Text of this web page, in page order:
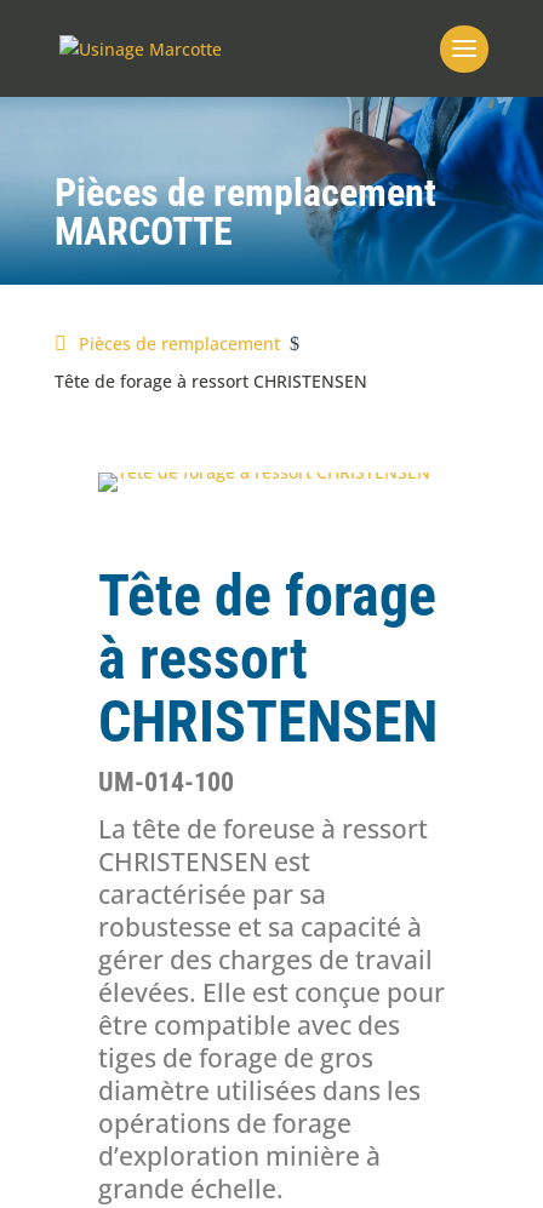
Pièces de remplacement
MARCOTTE
Pièces de remplacement $
Tête de forage à ressort CHRISTENSEN
Tête de forage
à ressort
CHRISTENSEN
UM-014-100
La tête de foreuse à ressort
CHRISTENSEN est
caractérisée par sa
robustesse et sa capacité à
gérer des charges de travail
élevées. Elle est conçue pour
être compatible avec des
tiges de forage de gros
diamètre utilisées dans les
opérations de forage
d’exploration minière à
grande échelle.